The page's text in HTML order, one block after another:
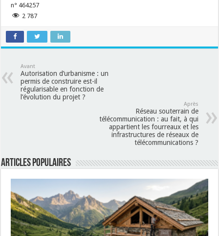
n° 464257
2 787
Avant
Autorisation d’urbanisme : un
permis de construire est-il
régularisable en fonction de
l’évolution du projet ?
Après
Réseau souterrain de
télécommunication : au fait, à qui
appartient les fourreaux et les
infrastructures de réseaux de
télécommunications ?
Articles populaires